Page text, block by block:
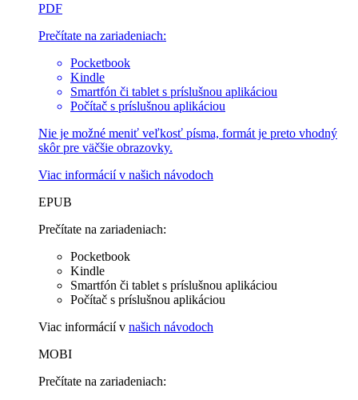
PDF
Prečítate na zariadeniach:
Pocketbook
Kindle
Smartfón či tablet s príslušnou aplikáciou
Počítač s príslušnou aplikáciou
Nie je možné meniť veľkosť písma, formát je preto vhodný
skôr pre väčšie obrazovky.
Viac informácií v našich návodoch
EPUB
Prečítate na zariadeniach:
Pocketbook
Kindle
Smartfón či tablet s príslušnou aplikáciou
Počítač s príslušnou aplikáciou
Viac informácií v našich návodoch
MOBI
Prečítate na zariadeniach: